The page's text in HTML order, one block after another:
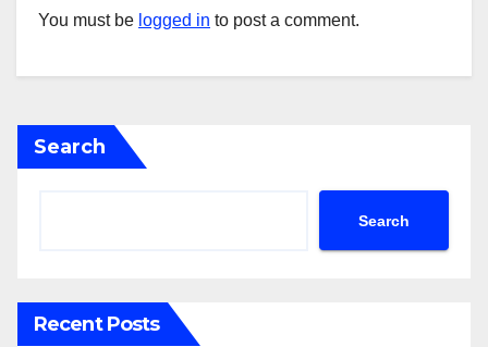
You must be logged in to post a comment.
Search
Search
Recent Posts